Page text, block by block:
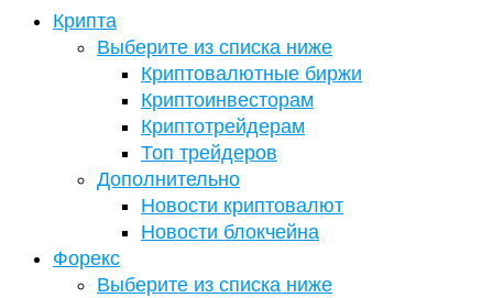
Крипта
Выберите из списка ниже
Криптовалютные биржи
Криптоинвесторам
Криптотрейдерам
Топ трейдеров
Дополнительно
Новости криптовалют
Новости блокчейна
Форекс
Выберите из списка ниже